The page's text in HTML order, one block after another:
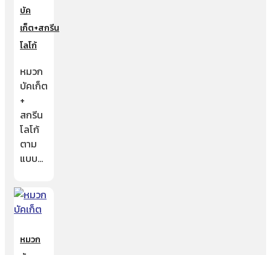
บัค
เก็ต+สกรีน
โลโก้
หมวก
บัคเก็ต
+
สกรีน
โลโก้
ตาม
แบบ…
หมวก